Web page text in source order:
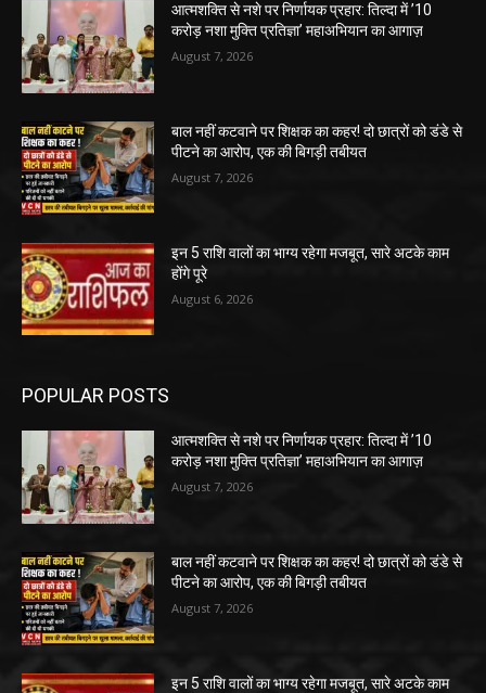
आत्मशक्ति से नशे पर निर्णायक प्रहार: तिल्दा में ’10
करोड़ नशा मुक्ति प्रतिज्ञा’ महाअभियान का आगाज़
August 7, 2026
बाल नहीं कटवाने पर शिक्षक का कहर! दो छात्रों को डंडे से
पीटने का आरोप, एक की बिगड़ी तबीयत
August 7, 2026
इन 5 राशि वालों का भाग्य रहेगा मजबूत, सारे अटके काम
होंगे पूरे
August 6, 2026
POPULAR POSTS
आत्मशक्ति से नशे पर निर्णायक प्रहार: तिल्दा में ’10
करोड़ नशा मुक्ति प्रतिज्ञा’ महाअभियान का आगाज़
August 7, 2026
बाल नहीं कटवाने पर शिक्षक का कहर! दो छात्रों को डंडे से
पीटने का आरोप, एक की बिगड़ी तबीयत
August 7, 2026
इन 5 राशि वालों का भाग्य रहेगा मजबूत, सारे अटके काम